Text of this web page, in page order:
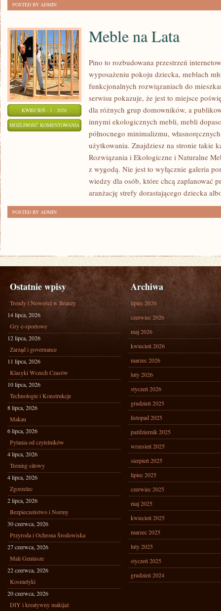
POSTED BY ADMIN
KWIECIEŃ - 1 - 2026
MOŻLIWOŚĆ KOMENTOWANIA MEBLE
LATA
Meble na Lata
Pino to rozbudowana przestrzeń
wyposażeniu pokoju dziecka, meblach
funkcjonalnych rozwiązaniach do
serwisu pokazuje, że jest to miejsce
dla różnych grup domowników, a
innymi ekologicznych mebli, mebli
północnego minimalizmu,
użytkowania. Znajdziesz na stronie takie
Rozwiązania i Ekologiczne i Naturalne
z wygodą. Nie jest to wyłącznie galeria
wiedzy dla osób, które chcą zaplanować
aranżację strefy dorastającego dziecka
POSTED BY ADMIN
Ostatnie wpisy
Trendy i Nowości w Branży
14 lipca, 2026
Gry e-sportowe
12 lipca, 2026
Zarząd i governance
11 lipca, 2026
Klasyki Wszech Czasów
10 lipca, 2026
Technologie i Konstrukcje
8 lipca, 2026
Makau
6 lipca, 2026
Pytania od czytelników
4 lipca, 2026
Trening siłowy
4 lipca, 2026
Zgorzelec
2 lipca, 2026
Bezpieczeństwo i Normy
30 czerwca, 2026
Przyroda i Ochrona Środowiska
27 czerwca, 2026
Mali Geniusze
22 czerwca, 2026
Kosmetyki
20 czerwca, 2026
DIY i kreatywny makijaż
Archiwa
lipiec 2026
czerwiec 2026
maj 2026
kwiecień 2026
marzec 2026
luty 2026
styczeń 2026
grudzień 2025
listopad 2025
październik 2025
wrzesień 2025
sierpień 2025
lipiec 2025
czerwiec 2025
maj 2025
kwiecień 2025
marzec 2025
luty 2025
styczeń 2025
grudzień 2024